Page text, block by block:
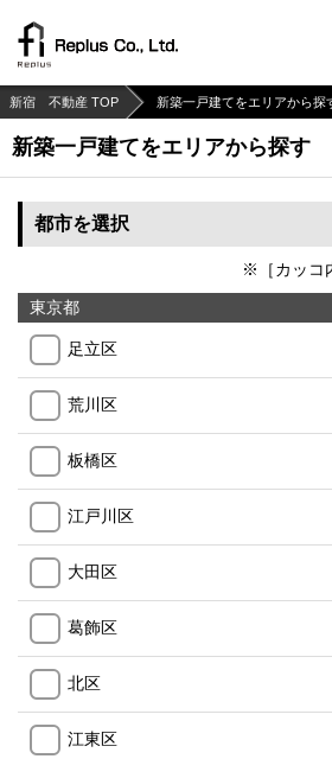
新宿 不動産 TOP 新築一戸建てをエリアから探
新築一戸建てをエリアから探す
都市を選択
※［カッコ
東京都
足立区
荒川区
板橋区
江戸川区
大田区
葛飾区
北区
江東区